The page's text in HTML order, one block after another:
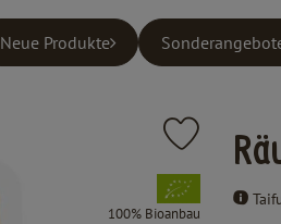
Neue Produkte
Produkt zu
, Verband:
100% Bioanbau